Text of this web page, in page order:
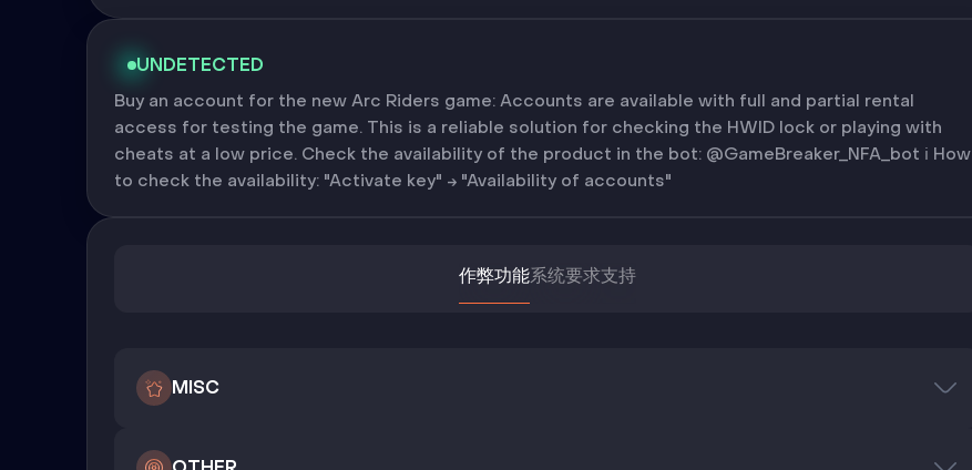
UNDETECTED
Buy an account for the new Arc Riders game: Accounts are available with full and partial rental
access for testing the game. This is a reliable solution for checking the HWID lock or playing with
cheats at a low price. Check the availability of the product in the bot: @GameBreaker_NFA_bot ℹ️ How
to check the availability: "Activate key" → "Availability of accounts"
作弊功能系统要求支持
MISC